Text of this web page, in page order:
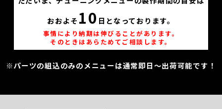
おおよそ 10 日となっております。
事情により納期は伸びることがあります。
そのときはあらためてご相談します。
※パーツの組込のみのメニューは通常即日～出荷可能です！